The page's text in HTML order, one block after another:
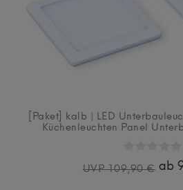
[Paket] kalb | LED
Küchenleuchten Panel
UVP 109,90 € ab